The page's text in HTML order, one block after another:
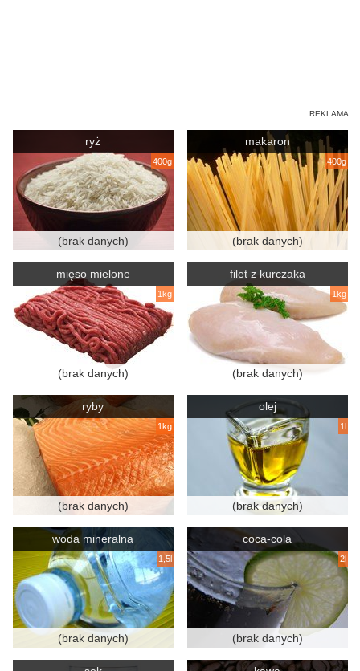
ryż
400g
(brak danych)
makaron
400g
(brak danych)
mięso mielone
1kg
(brak danych)
filet z kurczaka
1kg
(brak danych)
ryby
1kg
(brak danych)
olej
1l
(brak danych)
woda mineralna
1,5l
(brak danych)
coca-cola
2l
(brak danych)